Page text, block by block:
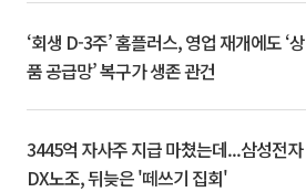
‘회생 D-3주’ 홈플러스, 영업 재개에도 ‘상
품 공급망’ 복구가 생존 관건
3445억 자사주 지급 마쳤는데...삼성전자
DX노조, 뒤늦은 '떼쓰기 집회'